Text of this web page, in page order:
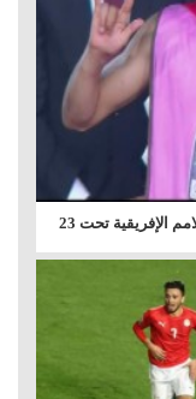
الإفريقية تحت 23